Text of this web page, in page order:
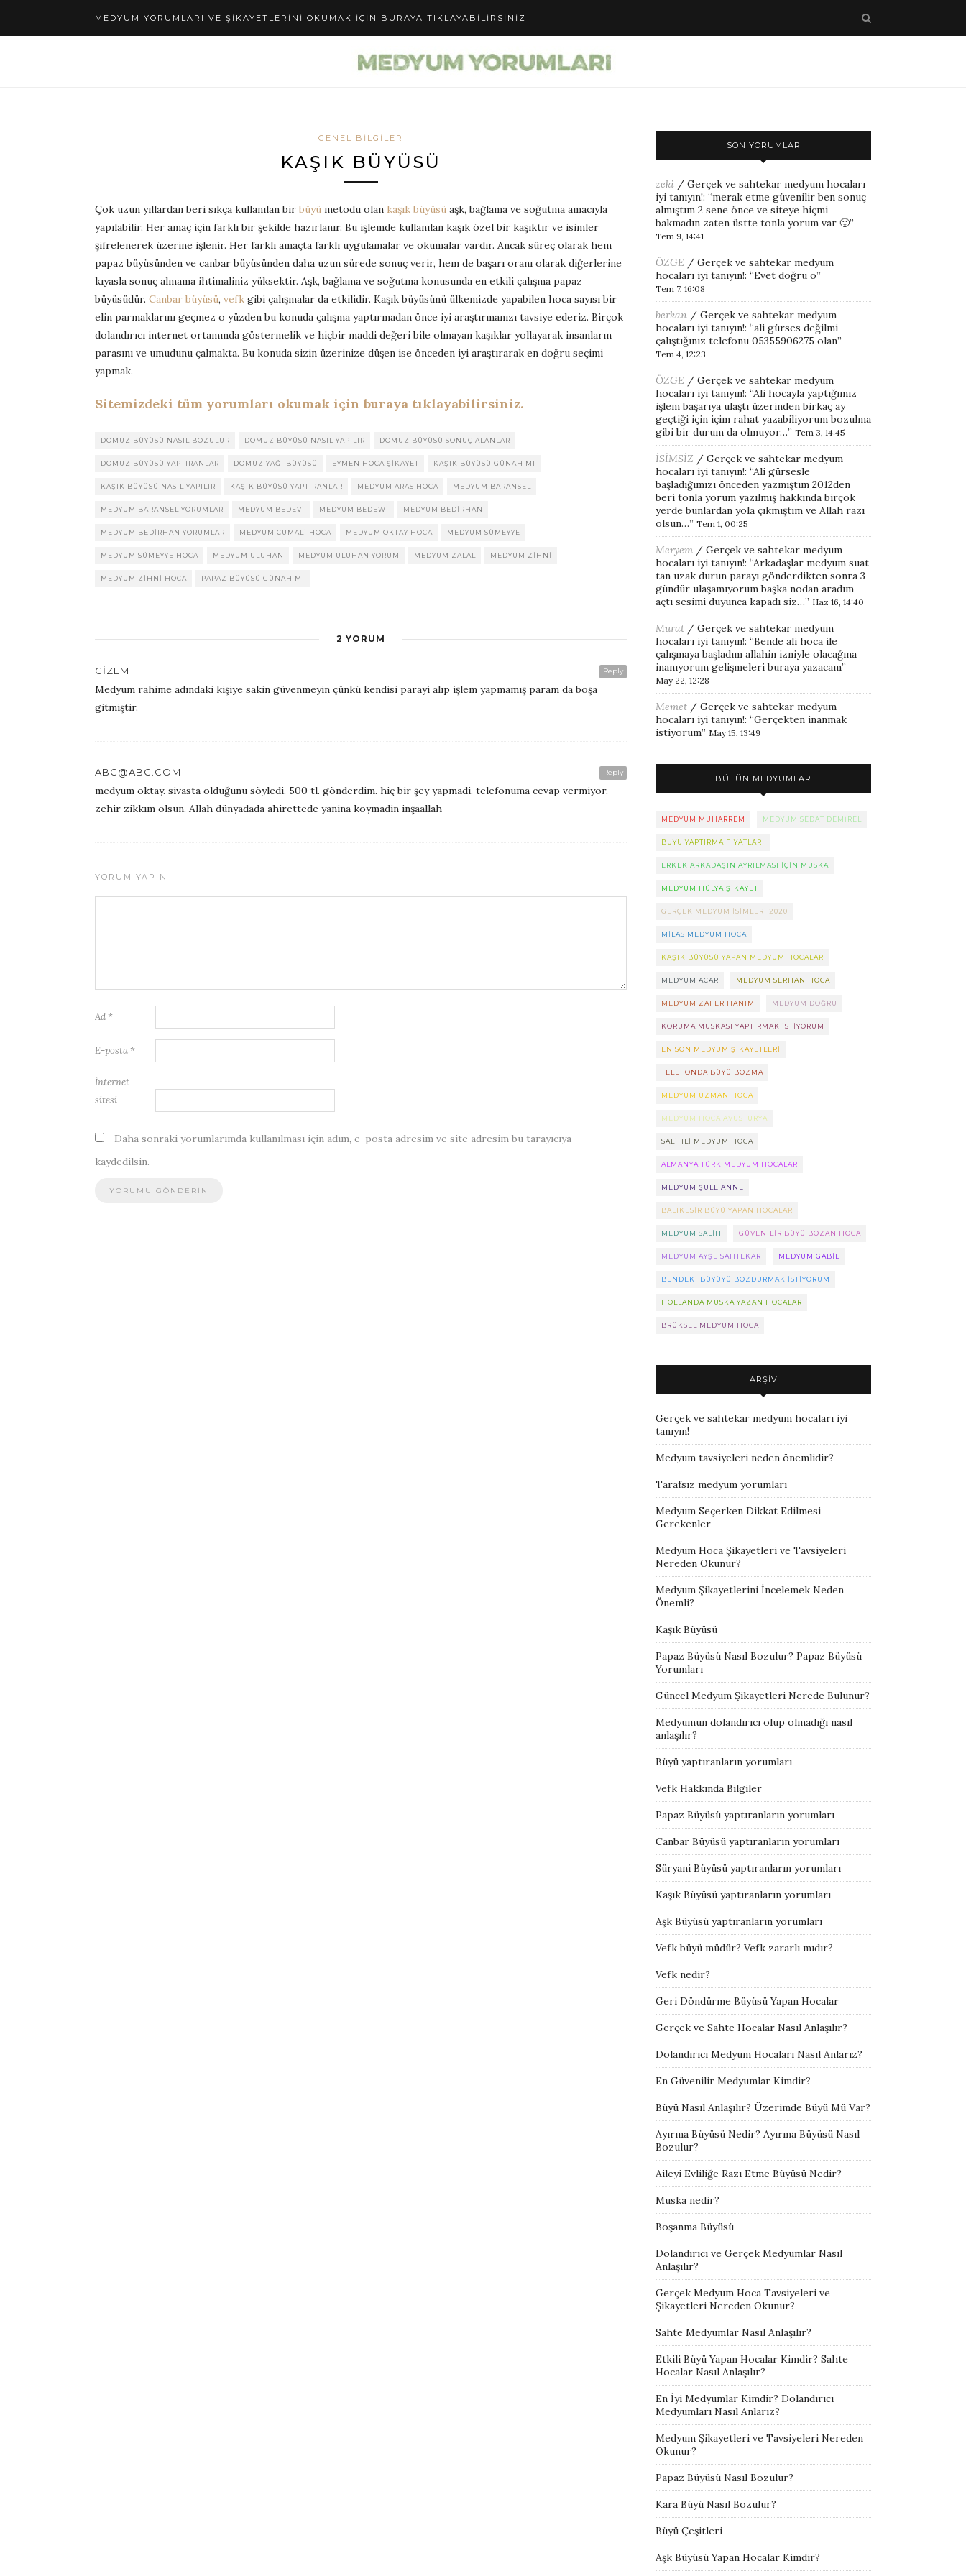
MEDYUM YORUMLARI VE ŞIKAYETLERINI OKUMAK IÇIN BURAYA TIKLAYABILIRSINIZ
GENEL BILGILER
KAŞIK BÜYÜSÜ
Çok uzun yıllardan beri sıkça kullanılan bir büyü metodu olan kaşık büyüsü aşk, bağlama ve soğutma amacıyla
yapılabilir. Her amaç için farklı bir şekilde hazırlanır. Bu işlemde kullanılan kaşık özel bir kaşıktır ve isimler
şifrelenerek üzerine işlenir. Her farklı amaçta farklı uygulamalar ve okumalar vardır. Ancak süreç olarak hem
papaz büyüsünden ve canbar büyüsünden daha uzun sürede sonuç verir, hem de başarı oranı olarak diğerlerine
kıyasla sonuç almama ihtimaliniz yüksektir. Aşk, bağlama ve soğutma konusunda en etkili çalışma papaz
büyüsüdür. Canbar büyüsü, vefk gibi çalışmalar da etkilidir. Kaşık büyüsünü ülkemizde yapabilen hoca sayısı bir
elin parmaklarını geçmez o yüzden bu konuda çalışma yaptırmadan önce iyi araştırmanızı tavsiye ederiz. Birçok
dolandırıcı internet ortamında göstermelik ve hiçbir maddi değeri bile olmayan kaşıklar yollayarak insanların
parasını ve umudunu çalmakta. Bu konuda sizin üzerinize düşen ise önceden iyi araştırarak en doğru seçimi
yapmak.
Sitemizdeki tüm yorumları okumak için buraya tıklayabilirsiniz.
DOMUZ BÜYÜSÜ NASIL BOZULUR DOMUZ BÜYÜSÜ NASIL YAPILIR DOMUZ BÜYÜSÜ SONUÇ ALANLAR
DOMUZ BÜYÜSÜ YAPTIRANLAR DOMUZ YAĞI BÜYÜSÜ EYMEN HOCA ŞIKAYET KAŞIK BÜYÜSÜ GÜNAH MI
KAŞIK BÜYÜSÜ NASIL YAPILIR KAŞIK BÜYÜSÜ YAPTIRANLAR MEDYUM ARAS HOCA MEDYUM BARANSEL
MEDYUM BARANSEL YORUMLAR MEDYUM BEDEVI MEDYUM BEDEWI MEDYUM BEDIRHAN
MEDYUM BEDIRHAN YORUMLAR MEDYUM CUMALI HOCA MEDYUM OKTAY HOCA MEDYUM SÜMEYYE
MEDYUM SÜMEYYE HOCA MEDYUM ULUHAN MEDYUM ULUHAN YORUM MEDYUM ZALAL MEDYUM ZIHNI
MEDYUM ZIHNI HOCA PAPAZ BÜYÜSÜ GÜNAH MI
2 YORUM
Reply
GIZEM
Medyum rahime adındaki kişiye sakin güvenmeyin çünkü kendisi parayi alıp işlem yapmamış param da boşa
gitmiştir.
Reply
ABC@ABC.COM
medyum oktay. sivasta olduğunu söyledi. 500 tl. gönderdim. hiç bir şey yapmadi. telefonuma cevap vermiyor.
zehir zikkım olsun. Allah dünyadada ahirettede yanina koymadin inşaallah
YORUM YAPIN
Ad *
E-posta *
İnternet
sitesi
Daha sonraki yorumlarımda kullanılması için adım, e-posta adresim ve site adresim bu tarayıcıya
kaydedilsin.
SON YORUMLAR
zeki / Gerçek ve sahtekar medyum hocaları
iyi tanıyın!: “merak etme güvenilir ben sonuç
almıştım 2 sene önce ve siteye hiçmi
bakmadın zaten üstte tonla yorum var 🙂”
Tem 9, 14:41
ÖZGE / Gerçek ve sahtekar medyum
hocaları iyi tanıyın!: “Evet doğru o”
Tem 7, 16:08
berkan / Gerçek ve sahtekar medyum
hocaları iyi tanıyın!: “ali gürses değilmi
çalıştığınız telefonu 05355906275 olan”
Tem 4, 12:23
ÖZGE / Gerçek ve sahtekar medyum
hocaları iyi tanıyın!: “Ali hocayla yaptığımız
işlem başarıya ulaştı üzerinden birkaç ay
geçtiği için içim rahat yazabiliyorum bozulma
gibi bir durum da olmuyor…” Tem 3, 14:45
İSİMSİZ / Gerçek ve sahtekar medyum
hocaları iyi tanıyın!: “Ali gürsesle
başladığımızı önceden yazmıştım 2012den
beri tonla yorum yazılmış hakkında birçok
yerde bunlardan yola çıkmıştım ve Allah razı
olsun…” Tem 1, 00:25
Meryem / Gerçek ve sahtekar medyum
hocaları iyi tanıyın!: “Arkadaşlar medyum suat
tan uzak durun parayı gönderdikten sonra 3
gündür ulaşamıyorum başka nodan aradım
açtı sesimi duyunca kapadı siz…” Haz 16, 14:40
Murat / Gerçek ve sahtekar medyum
hocaları iyi tanıyın!: “Bende ali hoca ile
çalışmaya başladım allahin izniyle olacağına
inanıyorum gelişmeleri buraya yazacam”
May 22, 12:28
Memet / Gerçek ve sahtekar medyum
hocaları iyi tanıyın!: “Gerçekten inanmak
istiyorum” May 15, 13:49
BÜTÜN MEDYUMLAR
MEDYUM MUHARREM MEDYUM SEDAT DEMIREL
BÜYÜ YAPTIRMA FIYATLARI
ERKEK ARKADAŞIN AYRILMASI IÇIN MUSKA
MEDYUM HÜLYA ŞIKAYET
GERÇEK MEDYUM ISIMLERI 2020
MILAS MEDYUM HOCA
KAŞIK BÜYÜSÜ YAPAN MEDYUM HOCALAR
MEDYUM ACAR MEDYUM SERHAN HOCA
MEDYUM ZAFER HANIM MEDYUM DOĞRU
KORUMA MUSKASI YAPTIRMAK ISTIYORUM
EN SON MEDYUM ŞIKAYETLERI
TELEFONDA BÜYÜ BOZMA
MEDYUM UZMAN HOCA
MEDYUM HOCA AVUSTURYA
SALIHLI MEDYUM HOCA
ALMANYA TÜRK MEDYUM HOCALAR
MEDYUM ŞULE ANNE
BALIKESIR BÜYÜ YAPAN HOCALAR
MEDYUM SALIH GÜVENILIR BÜYÜ BOZAN HOCA
MEDYUM AYŞE SAHTEKAR MEDYUM GABIL
BENDEKI BÜYÜYÜ BOZDURMAK ISTIYORUM
HOLLANDA MUSKA YAZAN HOCALAR
BRÜKSEL MEDYUM HOCA
ARŞIV
Gerçek ve sahtekar medyum hocaları iyi
tanıyın!
Medyum tavsiyeleri neden önemlidir?
Tarafsız medyum yorumları
Medyum Seçerken Dikkat Edilmesi
Gerekenler
Medyum Hoca Şikayetleri ve Tavsiyeleri
Nereden Okunur?
Medyum Şikayetlerini İncelemek Neden
Önemli?
Kaşık Büyüsü
Papaz Büyüsü Nasıl Bozulur? Papaz Büyüsü
Yorumları
Güncel Medyum Şikayetleri Nerede Bulunur?
Medyumun dolandırıcı olup olmadığı nasıl
anlaşılır?
Büyü yaptıranların yorumları
Vefk Hakkında Bilgiler
Papaz Büyüsü yaptıranların yorumları
Canbar Büyüsü yaptıranların yorumları
Süryani Büyüsü yaptıranların yorumları
Kaşık Büyüsü yaptıranların yorumları
Aşk Büyüsü yaptıranların yorumları
Vefk büyü müdür? Vefk zararlı mıdır?
Vefk nedir?
Geri Döndürme Büyüsü Yapan Hocalar
Gerçek ve Sahte Hocalar Nasıl Anlaşılır?
Dolandırıcı Medyum Hocaları Nasıl Anlarız?
En Güvenilir Medyumlar Kimdir?
Büyü Nasıl Anlaşılır? Üzerimde Büyü Mü Var?
Ayırma Büyüsü Nedir? Ayırma Büyüsü Nasıl
Bozulur?
Aileyi Evliliğe Razı Etme Büyüsü Nedir?
Muska nedir?
Boşanma Büyüsü
Dolandırıcı ve Gerçek Medyumlar Nasıl
Anlaşılır?
Gerçek Medyum Hoca Tavsiyeleri ve
Şikayetleri Nereden Okunur?
Sahte Medyumlar Nasıl Anlaşılır?
Etkili Büyü Yapan Hocalar Kimdir? Sahte
Hocalar Nasıl Anlaşılır?
En İyi Medyumlar Kimdir? Dolandırıcı
Medyumları Nasıl Anlarız?
Medyum Şikayetleri ve Tavsiyeleri Nereden
Okunur?
Papaz Büyüsü Nasıl Bozulur?
Kara Büyü Nasıl Bozulur?
Büyü Çeşitleri
Aşk Büyüsü Yapan Hocalar Kimdir?